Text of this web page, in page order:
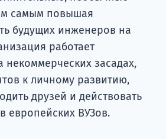
самым повышая
будущих инженеров на
работает
засадах,
к личному развитию,
друзей и действовать
европейских ВУЗов.